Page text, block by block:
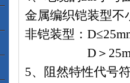
金属编织铠装型不
非铠装型：
D＞
5、阻然特性代号